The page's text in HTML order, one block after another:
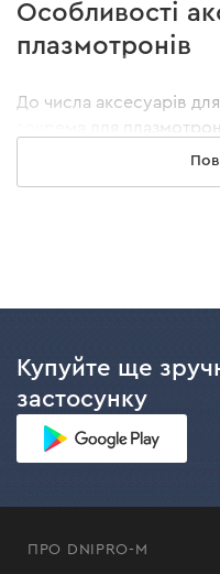
Особливості
плазмотронів
До числа аксесуарів
зокрема для
нагріває газ, який
Подавальні
призначений для
від касети через
Захисний ковпак.
і забруднень.
Купуйте ще
застосунку
ПРО DNIPRO-M